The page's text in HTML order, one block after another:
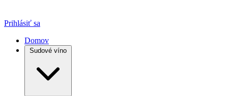
Prihlásiť sa
Domov
Sudové víno